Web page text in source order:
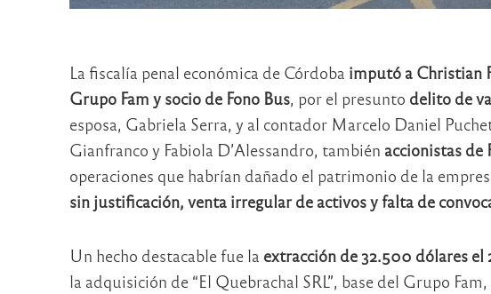
La fiscalía penal económica de Córdoba imputó a Christian
Grupo Fam y socio de Fono Bus, por el presunto delito de
esposa, Gabriela Serra, y al contador Marcelo Daniel
Gianfranco y Fabiola D’Alessandro, también accionistas de
operaciones que habrían dañado el patrimonio de la
sin justificación, venta irregular de activos y falta de
Un hecho destacable fue la extracción de 32.500 dólares el
la adquisición de “El Quebrachal SRL”, base del Grupo